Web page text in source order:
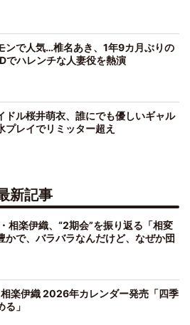
ンで人気…椎名あき、1年9カ月ぶりの
でハレンチな人妻役を熱演
ドル桜井萌衣、誰にでも優しいギャル
プレイでリミッター超え
新記事
相楽伊織、“2期会”を振り返る「相変
かで、バラバラなんだけど、なぜか団
楽伊織 2026年カレンダー発売「四季
」